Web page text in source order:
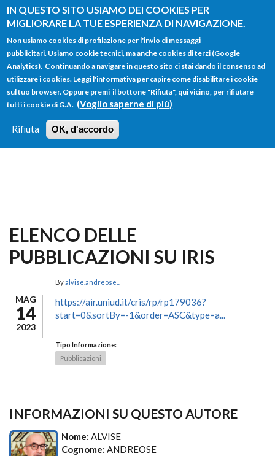
IN QUESTO SITO USIAMO DEI COOKIES PER
MIGLIORARE LA TUE ESPERIENZA DI NAVIGAZIONE.
Non usiamo cookies di profilazione per l'invio di messaggi
pubblicitari. Usiamo cookie tecnici, ma anche cookies di terzi (Google
Analytics). Continuando a navigare in questo sito ci stai dando il consenso ad
utilizzare i cookies. Leggi l'informativa per capire come disabilitare i cookie
sul tuo browser. Oppure premi il bottone "Rifiuta", qui vicino, per rifiutare
tutti i cookie di G.A. (Voglio saperne di più)
Rifiuta OK, d'accordo
Salta al contenuto principale
FORM
DI
RICERCA
Main menu
HOME TUTTI I PROFILI
LOGIN
ELENCO DELLE
PUBBLICAZIONI SU IRIS
MAG
14
2023
Byalvise.andreose...
https://air.uniud.it/cris/rp/rp179036?
start=0&sortBy=-1&order=ASC&type=a...
Tipo Informazione:
Pubblicazioni
INFORMAZIONI SU QUESTO AUTORE
Nome: ALVISE
Cognome: ANDREOSE